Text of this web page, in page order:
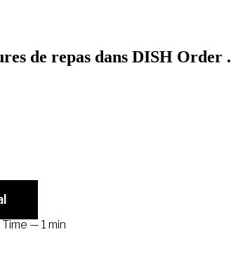
de repas dans DISH Order .